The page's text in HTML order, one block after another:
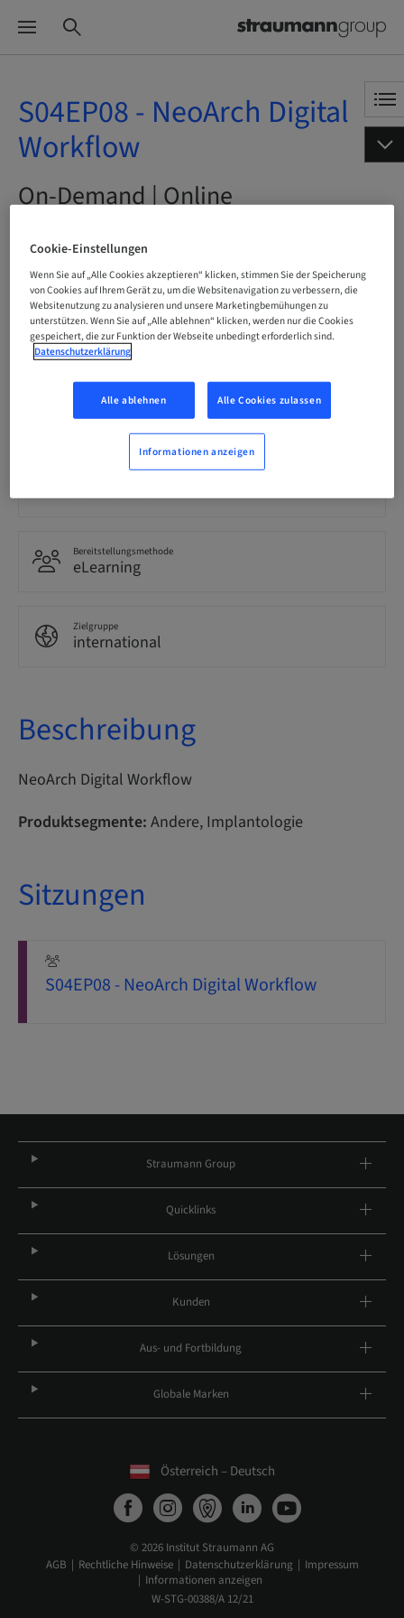
S04EP08 - NeoArch Digital
Workflow
On-Demand | Online
JETZT BUCHEN
Status
buchbar
Sprache
Englisch
0.00 Punkte
Bereitstellungsmethode
eLearning
Zielgruppe
international
Beschreibung
NeoArch Digital Workflow
Produktsegmente: Andere, Implantologie
Sitzungen
S04EP08 - NeoArch Digital Workflow
Straumann Group
Quicklinks
Lösungen
Kunden
Aus- und Fortbildung
Globale Marken
Österreich – Deutsch
© 2026 Institut Straumann AG
AGB
Rechtliche Hinweise Datenschutzerklärung
Impressum
Informationen anzeigen
W-STG-00388/A 12/21
Cookie-Einstellungen
Wenn Sie auf „Alle Cookies akzeptieren“ klicken, stimmen Sie der Speicherung
von Cookies auf Ihrem Gerät zu, um die Websitenavigation zu verbessern, die
Websitenutzung zu analysieren und unsere Marketingbemühungen zu
unterstützen. Wenn Sie auf „Alle ablehnen“ klicken, werden nur die Cookies
gespeichert, die zur Funktion der Webseite unbedingt erforderlich sind.
Datenschutzerklärung
Alle ablehnen Alle Cookies zulassen
Informationen anzeigen